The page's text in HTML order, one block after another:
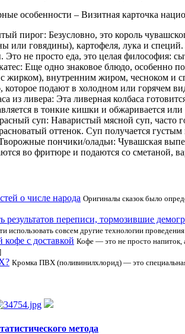
особенности – Визитная карточка
пирог: Безусловно, это король
или говядины), картофеля, лука и
Это не просто еда, это целая философия:
Еще одно знаковое блюдо, особенно
жирком), внутренним жиром, чесноком и
которое подают в холодном или горячем
из ливера: Эта ливерная колбаса
в тонкие кишки и обжаривается
суп: Наваристый мясной суп, часто
оттенок. Суп получается
пончики/оладьи: Чувашская
во фритюре и подаются со сметаной,
о числе народа Оригиналы сказок было
результатов переписи, тормозившие
использовать совсем другие технологии
кофе с доставкой Кофе — это не просто напиток,
Кромка ПВХ (поливинилхлорид) — это
метода